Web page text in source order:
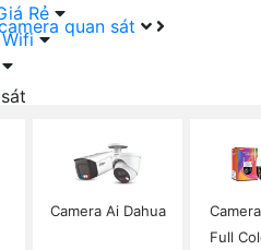
quan sát
Trọn Bộ
Bộ
Bộ
Rẻ
Camera Ai Dahua
Full